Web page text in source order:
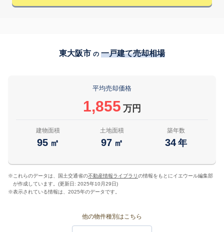
東大阪市 の 一戸建て売却相場
平均売却価格
1,855 万円
建物面積
95 ㎡
土地面積
97 ㎡
築年数
34 年
※ これらのデータは、国土交通省の不動産情報ライブラリの情報をもとにイエウール編集部
が作成しています。(更新日: 2025年10月29日)
※表示されている情報は、2025年のデータです。
他の物件種別はこちら